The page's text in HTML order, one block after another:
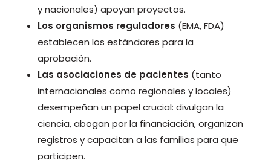
y nacionales) apoyan proyectos.
Los organismos reguladores (EMA, FDA)
establecen los estándares para la
aprobación.
Las asociaciones de pacientes (tanto
internacionales como regionales y locales)
desempeñan un papel crucial: divulgan la
ciencia, abogan por la financiación, organizan
registros y capacitan a las familias para que
participen.